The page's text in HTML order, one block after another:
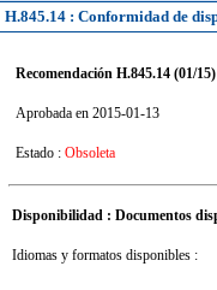
H.845.14 : Conformidad de
Recomendación H.845.14 (01/15)
Aprobada en 2015-01-13
Estado : Obsoleta
Disponibilidad : Documentos
Idiomas y formatos disponibles :